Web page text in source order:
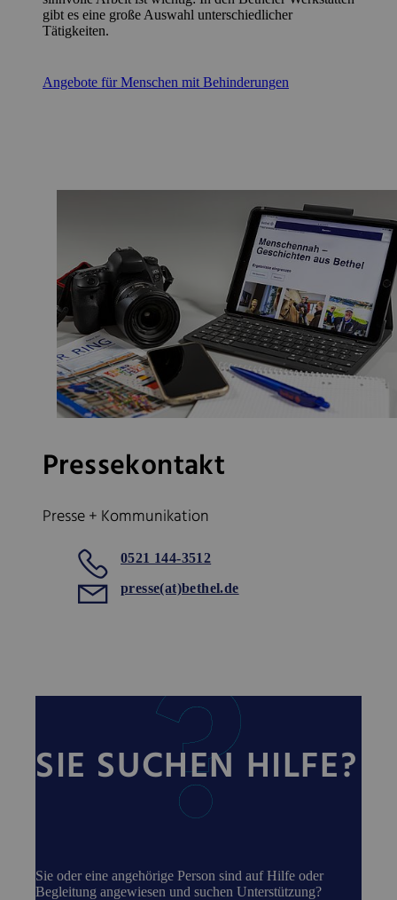
gibt es eine große Auswahl unterschiedlicher
Tätigkeiten.
Angebote für Menschen mit Behinderungen
Pressekontakt
Presse + Kommunikation
0521 144-3512
presse(at)bethel.de
SIE SUCHEN HILFE?
Sie oder eine angehörige Person sind auf Hilfe oder
Begleitung angewiesen und suchen Unterstützung?